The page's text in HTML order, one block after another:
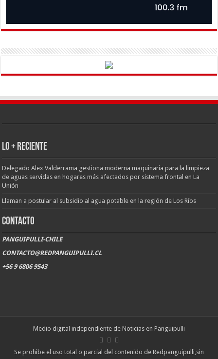
LO + RECIENTE
Delegado Alex Valderrama gestiona moderna maquinaria para la limpieza
de aguas servidas en hogares más afectados por sistema frontal en La
Unión
Llaman a postular al subsidio al agua potable en la región de Los Ríos
CONTACTO
PANGUIPULLI-CHILE
CONTACTO@REDPANGUIPULLI.CL
+56 9 6806 9543
Medio digital independiente de Noticias en Panguipulli
Se prohibe el uso total o parcial del contenido de Redpanguipulli,sin